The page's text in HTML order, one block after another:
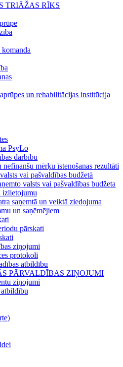
TRIĀŽAS RĪKS
un rehabilitācijas institūcija
PsyLo
darbību
mērķu īstenošanas rezultāti
vai pašvaldības budžetā
valsts vai pašvaldības budžeta
izlietojumu
saņemtā un veiktā ziedojuma
un saņēmējiem
pārskati
ziņojumi
protokoli
atbildību
PĀRVALDĪBAS ZIŅOJUMI
ziņojumi